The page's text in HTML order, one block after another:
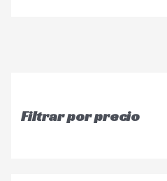
Filtrar por precio